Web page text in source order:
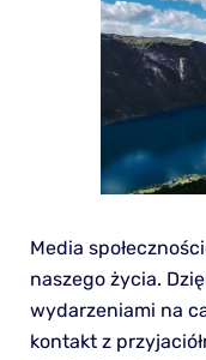
Media
naszego życia.
wydarzeniami na
kontakt z